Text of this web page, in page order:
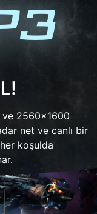
ve 2560x1600
net ve canlı bir
koşulda